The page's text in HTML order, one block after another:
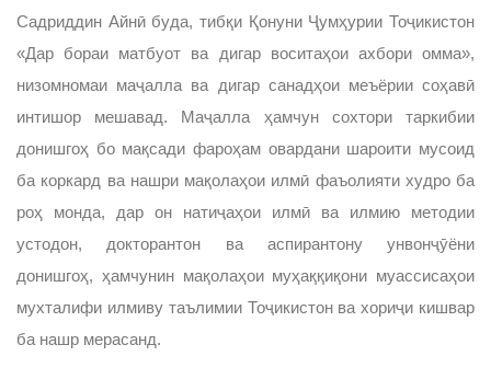
Садриддин Айнӣ буда, тибқи Қонуни Ҷумҳурии Тоҷикистон
«Дар бораи матбуот ва дигар воситаҳои ахбори омма»,
низомномаи маҷалла ва дигар санадҳои меъёрии соҳавӣ
интишор мешавад. Маҷалла ҳамчун сохтори таркибии
донишгоҳ бо мақсади фароҳам овардани шароити мусоид
ба коркард ва нашри мақолаҳои илмӣ фаъолияти худро ба
роҳ монда, дар он натиҷаҳои илмӣ ва илмию методии
устодон, докторантон ва аспирантону унвонҷӯёни
донишгоҳ, ҳамчунин мақолаҳои муҳаққиқони муассисаҳои
мухталифи илмиву таълимии Тоҷикистон ва хориҷи кишвар
ба нашр мерасанд.